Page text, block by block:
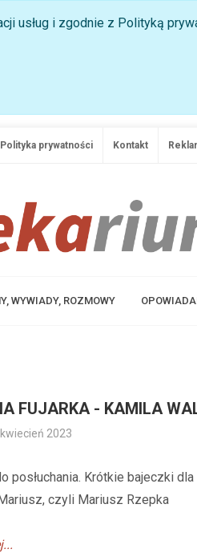
usług i zgodnie z Polityką
Polityka prywatności Kontakt
WYWIADY, ROZMOWY
FUJARKA - KAMILA
2023
posłuchania. Krótkie bajeczki
czyli Mariusz Rzepka